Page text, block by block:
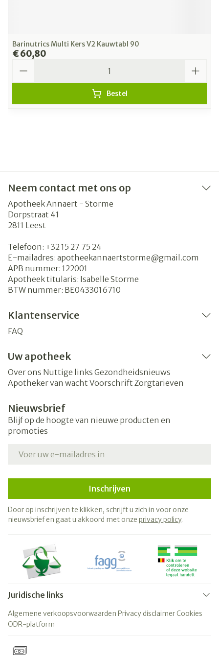
Barinutrics Multi Kers V2 Kauwtabl 90
€ 60,80
Bestel
Neem contact met ons op
Apotheek Annaert - Storme
Dorpstraat 41
2811 Leest
Telefoon: +32 15 27 75 24
E-mailadres: apotheekannaertstorme@gmail.com
APB nummer: 122001
Apotheek titularis: Isabelle Storme
BTW nummer: BE0433016710
Klantenservice
FAQ
Uw apotheek
Over ons Nuttige links Gezondheidsnieuws
Apotheker van wacht Voorschrift Zorgtarieven
Nieuwsbrief
Blijf op de hoogte van nieuwe producten en
promoties
Inschrijven
Door op inschrijven te klikken, schrijft u zich in voor onze
nieuwsbrief en gaat u akkoord met onze privacy policy.
Juridische links
Algemene verkoopsvoorwaarden Privacy disclaimerCookies
ODR-platform